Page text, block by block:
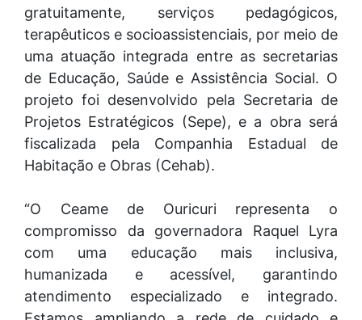
gratuitamente, serviços pedagógicos,
terapêuticos e socioassistenciais, por meio de
uma atuação integrada entre as secretarias
de Educação, Saúde e Assistência Social. O
projeto foi desenvolvido pela Secretaria de
Projetos Estratégicos (Sepe), e a obra será
fiscalizada pela Companhia Estadual de
Habitação e Obras (Cehab).
“O Ceame de Ouricuri representa o
compromisso da governadora Raquel Lyra
com uma educação mais inclusiva,
humanizada e acessível, garantindo
atendimento especializado e integrado.